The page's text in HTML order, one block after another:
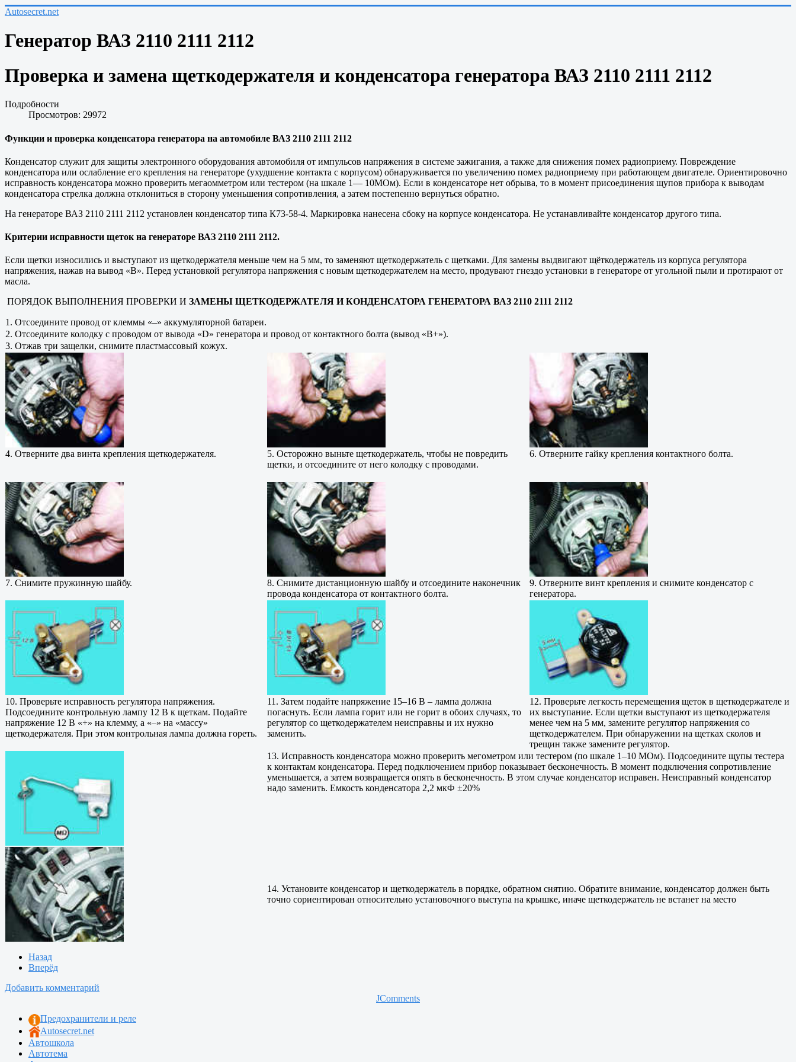
Autosecret.net
Генератор ВАЗ 2110 2111 2112
Проверка и замена щеткодержателя и конденсатора генератора ВАЗ 2110 2111 2112
Подробности
Просмотров: 29972
Функции и проверка конденсатора генератора на автомобиле ВАЗ 2110 2111 2112
Конденсатор служит для защиты электронного оборудования автомобиля от импульсов напряжения в системе зажигания, а также для снижения помех радиоприему. Повреждение
конденсатора или ослабление его крепления на генераторе (ухудшение контакта с корпусом) обнаруживается по увеличению помех радиоприему при работающем двигателе. Ориентировочно
исправность конденсатора можно проверить мегаомметром или тестером (на шкале 1— 10МОм). Если в конденсаторе нет обрыва, то в момент присоединения щупов прибора к выводам
конденсатора стрелка должна отклониться в сторону уменьшения сопротивления, а затем постепенно вернуться обратно.
На генераторе ВАЗ 2110 2111 2112 установлен конденсатор типа К73-58-4. Маркировка нанесена сбоку на корпусе конденсатора. Не устанавливайте конденсатор другого типа.
Критерии исправности щеток на генераторе ВАЗ 2110 2111 2112.
Если щетки износились и выступают из щеткодержателя меньше чем на 5 мм, то заменяют щеткодержатель с щетками. Для замены выдвигают щёткодержатель из корпуса регулятора
напряжения, нажав на вывод «В». Перед установкой регулятора напряжения с новым щеткодержателем на место, продувают гнездо установки в генераторе от угольной пыли и протирают от
масла.
ПОРЯДОК ВЫПОЛНЕНИЯ ПРОВЕРКИ И ЗАМЕНЫ ЩЕТКОДЕРЖАТЕЛЯ И КОНДЕНСАТОРА ГЕНЕРАТОРА ВАЗ 2110 2111 2112
1. Отсоедините провод от клеммы «–» аккумуляторной батареи.
2. Отсоедините колодку с проводом от вывода «D» генератора и провод от контактного болта (вывод «В+»).
3. Отжав три защелки, снимите пластмассовый кожух.
4. Отверните два винта крепления щеткодержателя.
5. Осторожно выньте щеткодержатель, чтобы не повредить
щетки, и отсоедините от него колодку с проводами.
6. Отверните гайку крепления контактного болта.
7. Снимите пружинную шайбу.
8. Снимите дистанционную шайбу и отсоедините наконечник
провода конденсатора от контактного болта.
9. Отверните винт крепления и снимите конденсатор с
генератора.
10. Проверьте исправность регулятора напряжения.
Подсоедините контрольную лампу 12 В к щеткам. Подайте
напряжение 12 В «+» на клемму, а «–» на «массу»
щеткодержателя. При этом контрольная лампа должна гореть.
11. Затем подайте напряжение 15–16 В – лампа должна
погаснуть. Если лампа горит или не горит в обоих случаях, то
регулятор со щеткодержателем неисправны и их нужно
заменить.
12. Проверьте легкость перемещения щеток в щеткодержателе и
их выступание. Если щетки выступают из щеткодержателя
менее чем на 5 мм, замените регулятор напряжения со
щеткодержателем. При обнаружении на щетках сколов и
трещин также замените регулятор.
13. Исправность конденсатора можно проверить мегометром или тестером (по шкале 1–10 МОм). Подсоедините щупы тестера
к контактам конденсатора. Перед подключением прибор показывает бесконечность. В момент подключения сопротивление
уменьшается, а затем возвращается опять в бесконечность. В этом случае конденсатор исправен. Неисправный конденсатор
надо заменить. Емкость конденсатора 2,2 мкФ ±20%
14. Установите конденсатор и щеткодержатель в порядке, обратном снятию. Обратите внимание, конденсатор должен быть
точно сориентирован относительно установочного выступа на крышке, иначе щеткодержатель не встанет на место
Назад
Вперёд
Добавить комментарий
JComments
Предохранители и реле
Autosecret.net
Автошкола
Автотема